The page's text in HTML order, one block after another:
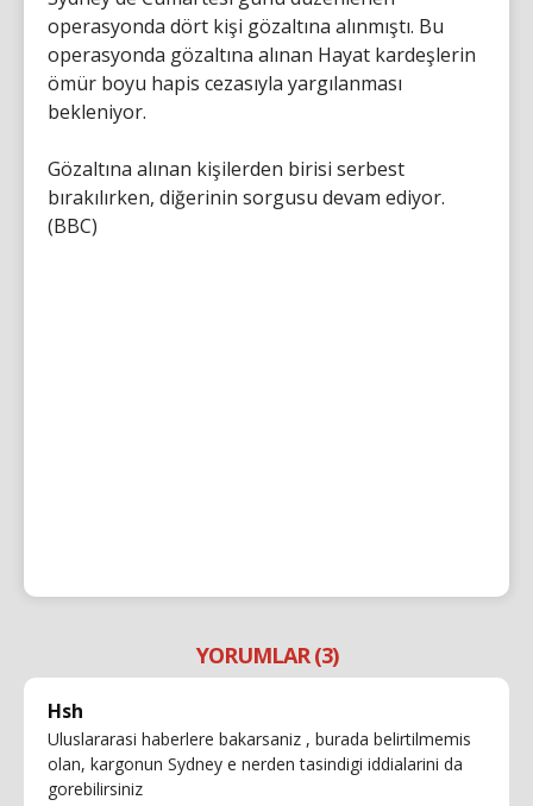
operasyonda dört kişi gözaltına alınmıştı. Bu
operasyonda gözaltına alınan Hayat kardeşlerin
ömür boyu hapis cezasıyla yargılanması
bekleniyor.
Gözaltına alınan kişilerden birisi serbest
bırakılırken, diğerinin sorgusu devam ediyor.
(BBC)
YORUMLAR (3)
Hsh
Uluslararasi haberlere bakarsaniz , burada belirtilmemis
olan, kargonun Sydney e nerden tasindigi iddialarini da
gorebilirsiniz